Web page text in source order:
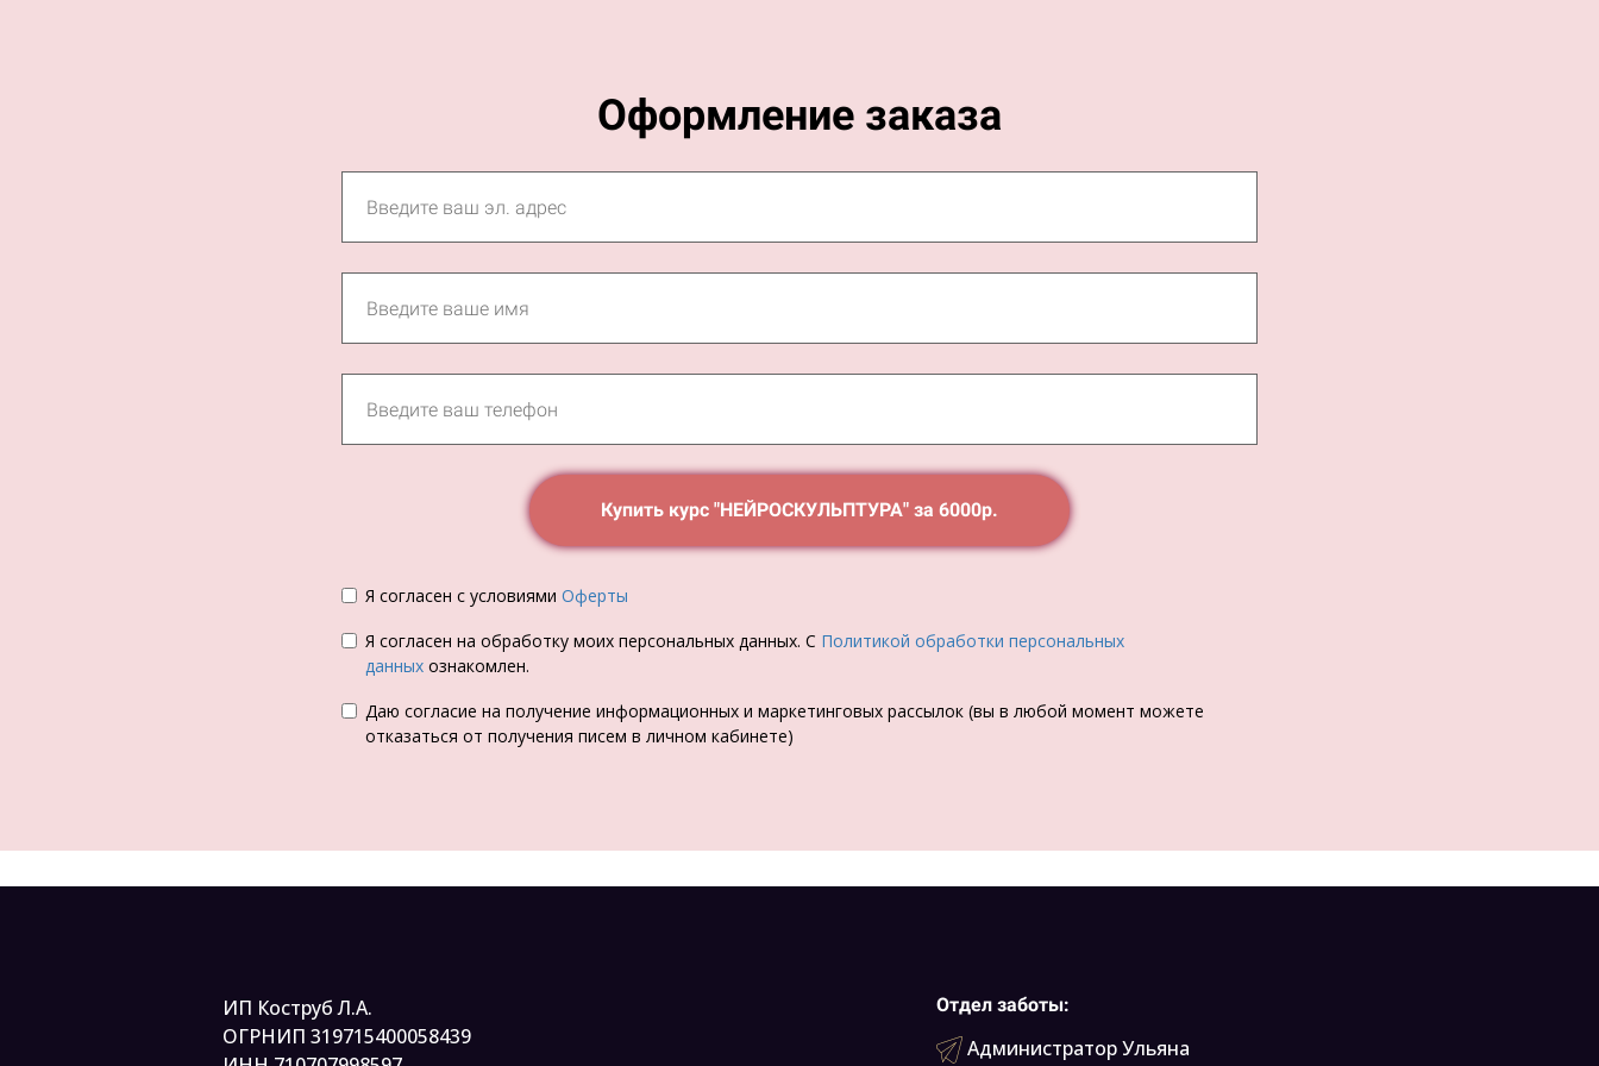
Оформление заказа
Купить курс "НЕЙРОСКУЛЬПТУРА" за 6000р.
Я согласен с условиями Оферты
Я согласен на обработку моих персональных данных. С Политикой обработки персональных
данных ознакомлен.
Даю согласие на получение информационных и маркетинговых рассылок (вы в любой момент можете
отказаться от получения писем в личном кабинете)
ИП Коструб Л.А.
ОГРНИП 319715400058439
Отдел заботы:
Администратор Ульяна